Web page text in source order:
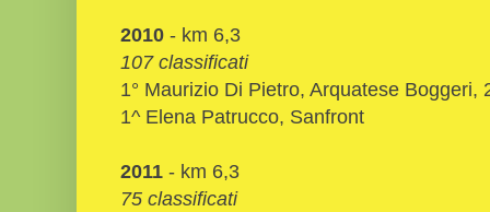
2010 - km 6,3
107 classificati
1° Maurizio Di Pietro, Arquatese Boggeri,
1^ Elena Patrucco, Sanfront
2011 - km 6,3
75 classificati